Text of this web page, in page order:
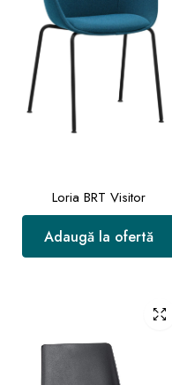
Loria BRT Visitor
Adaugă la ofertă